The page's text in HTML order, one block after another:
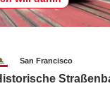
San Francisco